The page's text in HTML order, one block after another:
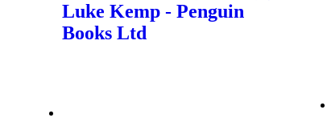
Luke Kemp - Penguin
Books Ltd